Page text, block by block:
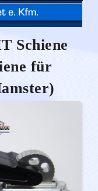
Schiene
für